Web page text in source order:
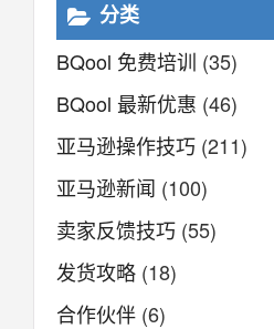
分类
BQool 免费培训 (35)
BQool 最新优惠 (46)
亚马逊操作技巧 (211)
亚马逊新闻 (100)
卖家反馈技巧 (55)
发货攻略 (18)
合作伙伴 (6)